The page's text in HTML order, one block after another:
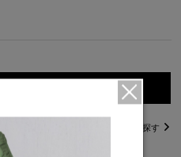
直営店在庫を探す